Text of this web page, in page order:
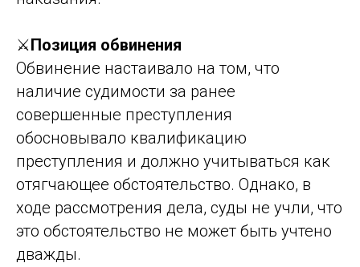
⚔️Позиция обвинения
Обвинение настаивало на том, что
наличие судимости за ранее
совершенные преступления
обосновывало квалификацию
преступления и должно учитываться как
отягчающее обстоятельство. Однако, в
ходе рассмотрения дела, суды не учли, что
это обстоятельство не может быть учтено
дважды.